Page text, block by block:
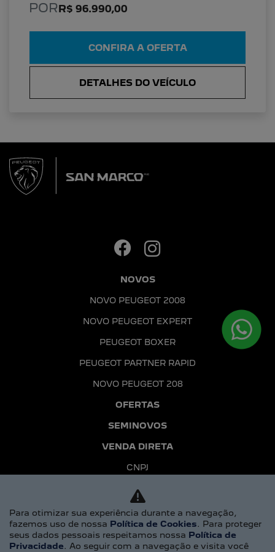
PORR$ 96.990,00
CONFIRA A OFERTA
DETALHES DO VEÍCULO
NOVOS
NOVO PEUGEOT 2008
NOVO PEUGEOT EXPERT
PEUGEOT BOXER
PEUGEOT PARTNER RAPID
NOVO PEUGEOT 208
OFERTAS
SEMINOVOS
VENDA DIRETA
CNPJ
MEI
PEQUENAS E MÉDIAS EMPRESAS
PRODUTORES RURAIS
Para otimizar sua experiência durante a navegação,
fazemos uso de nossa Política de Cookies. Para proteger
seus dados pessoais respeitamos nossa Política de
Privacidade. Ao seguir com a navegação e visita você